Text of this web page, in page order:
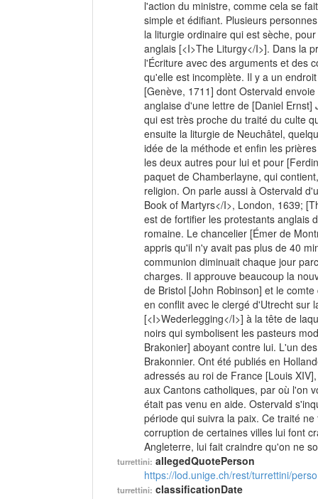
l'action du ministre, comme cela se
simple et édifiant. Plusieurs
la liturgie ordinaire qui est sèche,
anglais [<I>The Liturgy</I>]. Dans la
l'Écriture avec des arguments et des
qu'elle est incomplète. Il y a un
[Genève, 1711] dont Ostervald
anglaise d'une lettre de [Daniel
qui est très proche du traité du culte
ensuite la liturgie de Neuchâtel,
idée de la méthode et enfin les
les deux autres pour lui et pour
paquet de Chamberlayne, qui
religion. On parle aussi à Ostervald
Book of Martyrs</I>, London, 1639;
est de fortifier les protestants anglais
romaine. Le chancelier [Émer de
appris qu'il n'y avait pas plus de 40
communion diminuait chaque jour
charges. Il approuve beaucoup la
de Bristol [John Robinson] et le
en conflit avec le clergé d'Utrecht sur
[<I>Wederlegging</I>] à la tête de
noirs qui symbolisent les pasteurs
Brakonier] aboyant contre lui. L'un
Brakonnier. Ont été publiés en
adressés au roi de France [Louis
aux Cantons catholiques, par où l'on
était pas venu en aide. Ostervald
période qui suivra la paix. Ce traité
corruption de certaines villes lui font
Angleterre, lui fait craindre qu'on ne
turrettini: allegedQuotePerson
https://lod.unige.ch/rest/turrettini/
turrettini: classificationDate